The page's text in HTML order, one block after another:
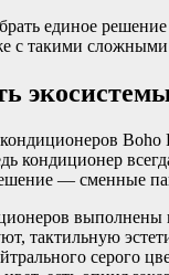
единое
с такими сложными
Boho
кондиционер
— сменные
выполнены
тактильную
серого